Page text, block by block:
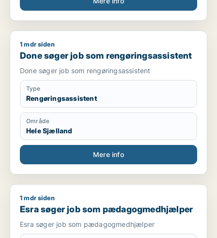
Done søger job som rengøringsassistent
1 mdr siden
Done søger job som rengøringsassistent
Done søger job som rengøringsassistent
Type
Rengøringsassistent
Område
Hele Sjælland
Mere info
Esra søger job som pædagogmedhjælper
1 mdr siden
Esra søger job som pædagogmedhjælper
Esra søger job som pædagogmedhjælper